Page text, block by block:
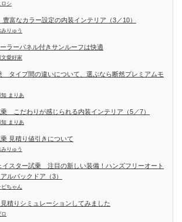
ロシ
富なカラー設定の内装インテリア（3／10）
みりゅう
ラーパネル付きサンルーフは快適
文愛好家
タイプ間の違いについて、選ぶなら断然プレミアムモ
知 まりあ
こだわりが感じられる内装インテリア（5／7）
知 まりあ
見積り値引きについて
みりゅう
イスター試乗 注目の新しい装備！ハンズフリーオート
ルバックドア（3）
ビちゃん
積りシミュレーションしてみました
ロ